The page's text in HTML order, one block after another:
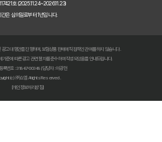
려동물에게 꼭 맞는 선택 기준은?
는 법: 보장 범위별 주요 서비스 비교 분석
비교사이트 100% 활용 노하우 대공개
호 (2025.11.24~2026.11.23)
은 심의일로부터 1년입니다.
고 대행만을 진행하며, 보험상품 판매에 직접적인 관여를 하지 않습니다.
기준에 따른 광고 관련 절차를 준수하여 작성되었음을 안내드립니다.
록번호 : 318-87-00348 | 담당자 : 이광헌
(c) ㈜쇼엠 All rights Reserved.
[개인정보처리방침]